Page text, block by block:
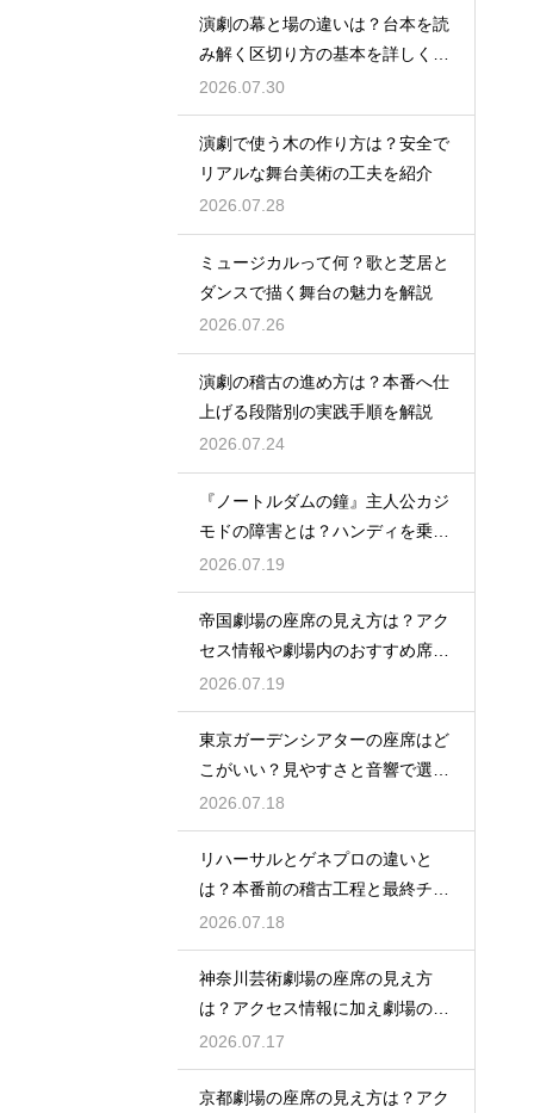
演劇の幕と場の違いは？台本を読
み解く区切り方の基本を詳しく解
説
2026.07.30
演劇で使う木の作り方は？安全で
リアルな舞台美術の工夫を紹介
2026.07.28
ミュージカルって何？歌と芝居と
ダンスで描く舞台の魅力を解説
2026.07.26
演劇の稽古の進め方は？本番へ仕
上げる段階別の実践手順を解説
2026.07.24
『ノートルダムの鐘』主人公カジ
モドの障害とは？ハンディを乗り
越える姿に感動
2026.07.19
帝国劇場の座席の見え方は？アク
セス情報や劇場内のおすすめ席を
徹底ガイド
2026.07.19
東京ガーデンシアターの座席はど
こがいい？見やすさと音響で選ぶ
おすすめのポジション
2026.07.18
リハーサルとゲネプロの違いと
は？本番前の稽古工程と最終チェ
ックの意味を解説
2026.07.18
神奈川芸術劇場の座席の見え方
は？アクセス情報に加え劇場の魅
力を徹底解説
2026.07.17
京都劇場の座席の見え方は？アク